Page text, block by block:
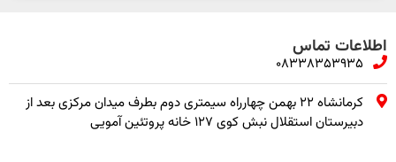
اطلاعات تماس
08338353935
کرمانشاه ۲۲ بهمن چهارراه سیمتری دوم بطرف میدان مرکزی بعد از
دبیرستان استقلال نبش کوی ۱۲۷ خانه پروتئین آمویی